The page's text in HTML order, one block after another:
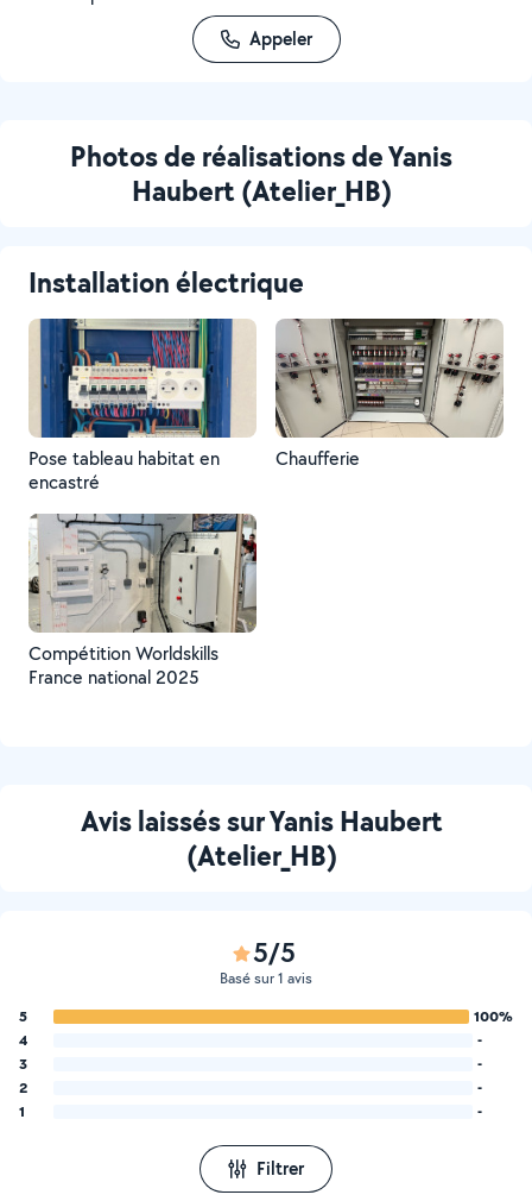
Appeler
Photos de réalisations de Yanis
Haubert (Atelier_HB)
Installation électrique
Pose tableau habitat en
encastré
Chaufferie
Compétition Worldskills
France national 2025
Avis laissés sur Yanis Haubert
(Atelier_HB)
5/5
Basé sur 1 avis
5
100%
4
-
3
-
2
-
1
-
Filtrer